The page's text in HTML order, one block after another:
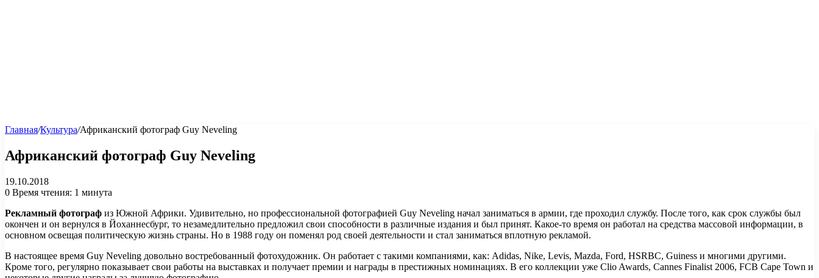
Главная/Культура/Африканский фотограф Guy Neveling
Африканский фотограф Guy Neveling
19.10.2018
0 Время чтения: 1 минута
Рекламный фотограф из Южной Африки. Удивительно, но профессиональной фотографией Guy Neveling начал заниматься в армии, где проходил службу. После того, как срок службы был
окончен и он вернулся в Йоханнесбург, то незамедлительно предложил свои способности в различные издания и был принят. Какое-то время он работал на средства массовой информации, в
основном освещая политическую жизнь страны. Но в 1988 году он поменял род своей деятельности и стал заниматься вплотную рекламой.
В настоящее время Guy Neveling довольно востребованный фотохудожник. Он работает с такими компаниями, как: Adidas, Nike, Levis, Mazda, Ford, HSRBC, Guiness и многими другими.
Кроме того, регулярно показывает свои работы на выставках и получает премии и награды в престижных номинациях. В его коллекции уже Clio Awards, Cannes Finalist 2006, FCB Cape Town и